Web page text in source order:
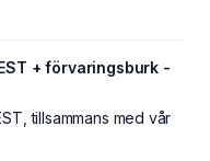
+ förvaringsburk -
tillsammans med vår